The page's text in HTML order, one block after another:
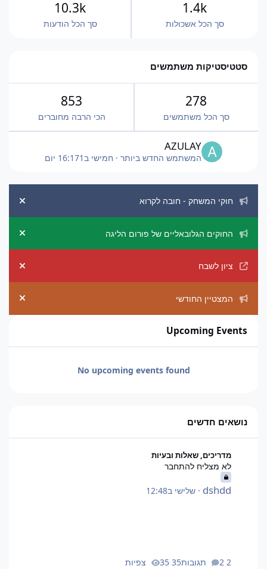
סך הכל אשכולות
1.4k
סך הכל הודעות
10.3k
סטטיסטיקות משתמשים
278
סך הכל משתמשים
853
הכי הרבה מחוברים
AZULAY
המשתמש החדש ביותר · חמישי ב16:171 יום
חוקי המשחק - חובה לקרוא
החוקים הגלובאליים של פורום הליגה
ציון לשבח
המצטיין החודשי
Upcoming Events
No upcoming events found
נושאים חדשים
מדריכים, שאלות ובעיות
לא מצליח להתחבר
dshdd
· שלישי ב12:48
2 תגובות 35 צפיות